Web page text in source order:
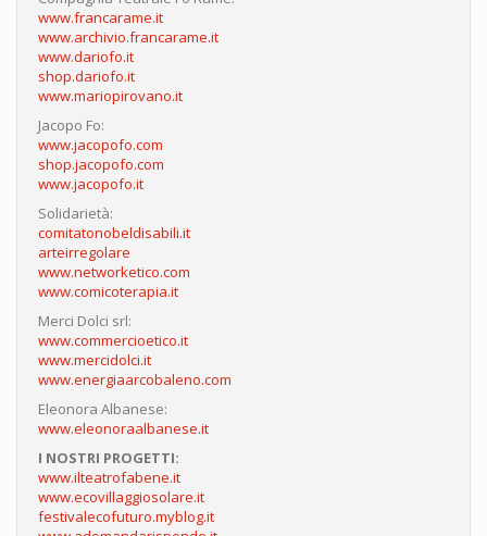
www.francarame.it
www.archivio.francarame.it
www.dariofo.it
shop.dariofo.it
www.mariopirovano.it
Jacopo Fo:
www.jacopofo.com
shop.jacopofo.com
www.jacopofo.it
Solidarietà:
comitatonobeldisabili.it
arteirregolare
www.networketico.com
www.comicoterapia.it
Merci Dolci srl:
www.commercioetico.it
www.mercidolci.it
www.energiaarcobaleno.com
Eleonora Albanese:
www.eleonoraalbanese.it
I NOSTRI PROGETTI:
www.ilteatrofabene.it
www.ecovillaggiosolare.it
festivalecofuturo.myblog.it